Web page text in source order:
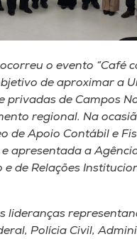
o evento “Café
de aproximar a
privadas de Campos
regional. Na
de Apoio Contábil e
apresentada a
e de Relações
lideranças
Polícia Civil,